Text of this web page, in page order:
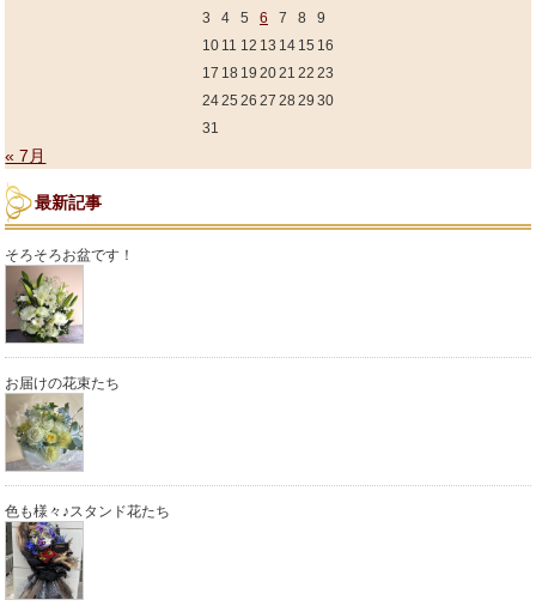
3
4 5 6 7 8
9
10 11 12 13 14 15 16
17 18 19 2021 22 23
2425 26 27 28 29 30
31
« 7月
最新記事
そろそろお盆です！
お届けの花束たち
色も様々♪スタンド花たち